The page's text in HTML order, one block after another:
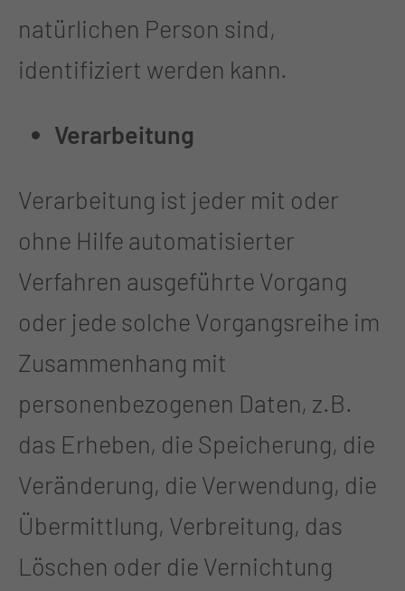
natürlichen Person sind,
identifiziert werden kann.
Verarbeitung
Verarbeitung ist jeder mit oder
ohne Hilfe automatisierter
Verfahren ausgeführte Vorgang
oder jede solche Vorgangsreihe im
Zusammenhang mit
personenbezogenen Daten, z.B.
das Erheben, die Speicherung, die
Veränderung, die Verwendung, die
Übermittlung, Verbreitung, das
Löschen oder die Vernichtung